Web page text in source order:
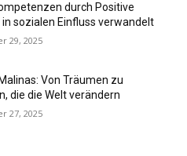
durch Positive
in sozialen Einfluss verwandelt
29, 2025
Von Träumen zu
die die Welt verändern
27, 2025